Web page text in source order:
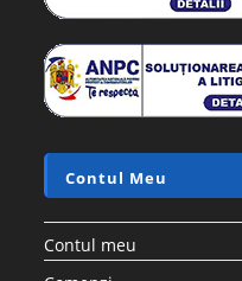
Contul Meu
Contul meu